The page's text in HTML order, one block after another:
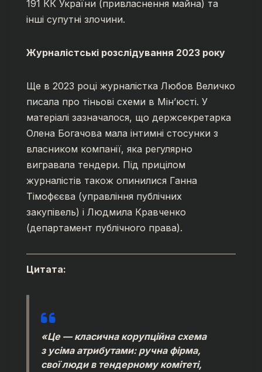
191 КК України (привласнення майна) та
інші супутні злочини.
Журналістські розслідування 2023 року
Ще в 2023 році журналістка Любов Величко
писала про тіньові схеми в Мін’юсті. У
матеріалі зазначалося, що держсекретарка
Олена Богачова мала інтимні стосунки з
власником компанії, яка регулярно
вигравала тендери. Під прицілом
журналістів також опинилися Ганна
Тімофєєва (управління публічних
закупівель) і Людмила Кравченко
(департамент публічного права).
Цитата:
«Це — класична корупційна схема
з усіма атрибутами: ручна фірма,
свої люди в тендерному комітеті,